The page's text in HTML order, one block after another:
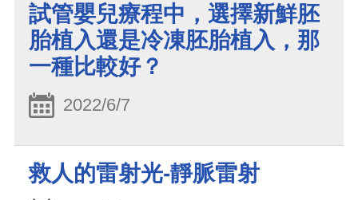
試管嬰兒療程中，選擇新鮮胚
胎植入還是冷凍胚胎植入，那
一種比較好？
2022/6/7
救人的雷射光-靜脈雷射